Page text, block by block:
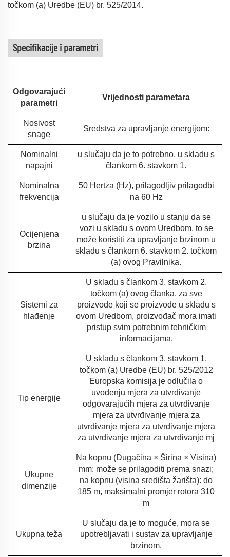
točkom (a) Uredbe (EU) br. 525/2014.
Specifikacije i parametri
Odgovarajući
parametri
Vrijednosti parametara
Nosivost
snage
Sredstva za upravljanje energijom:
Nominalni
napajni
u slučaju da je to potrebno, u skladu s
člankom 6. stavkom 1.
Nominalna
frekvencija
50 Hertza (Hz), prilagodljiv prilagodbi
na 60 Hz
Ocijenjena
brzina
u slučaju da je vozilo u stanju da se
vozi u skladu s ovom Uredbom, to se
može koristiti za upravljanje brzinom u
skladu s člankom 6. stavkom 2. točkom
(a) ovog Pravilnika.
Sistemi za
hlađenje
U skladu s člankom 3. stavkom 2.
točkom (a) ovog članka, za sve
proizvode koji se proizvode u skladu s
ovom Uredbom, proizvođač mora imati
pristup svim potrebnim tehničkim
informacijama.
Tip energije
U skladu s člankom 3. stavkom 1.
točkom (a) Uredbe (EU) br. 525/2012
Europska komisija je odlučila o
uvođenju mjera za utvrđivanje
odgovarajućih mjera za utvrđivanje
mjera za utvrđivanje mjera za
utvrđivanje mjera za utvrđivanje mjera
za utvrđivanje mjera za utvrđivanje mj
Ukupne
dimenzije
Na kopnu (Dugačina × Širina × Visina)
mm: može se prilagoditi prema snazi;
na kopnu (visina središta žarišta): do
185 m, maksimalni promjer rotora 310
m
Ukupna teža
U slučaju da je to moguće, mora se
upotrebljavati i sustav za upravljanje
brzinom.